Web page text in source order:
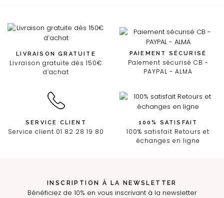
LIVRAISON GRATUITE
Livraison gratuite dès 150€
d’achat
PAIEMENT SÉCURISÉ
Paiement sécurisé CB -
PAYPAL - ALMA
SERVICE CLIENT
Service client 01 82 28 19 80
100% SATISFAIT
100% satisfait Retours et
échanges en ligne
INSCRIPTION À LA NEWSLETTER
Bénéficiez de 10% en vous inscrivant à la newsletter